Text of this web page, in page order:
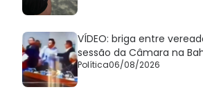
VÍDEO: briga entre
sessão da Câmara na
Política06/08/2026